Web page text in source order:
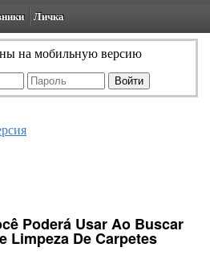
Личка
на мобильную версию
Poderá Usar Ao Buscar
Limpeza De Carpetes